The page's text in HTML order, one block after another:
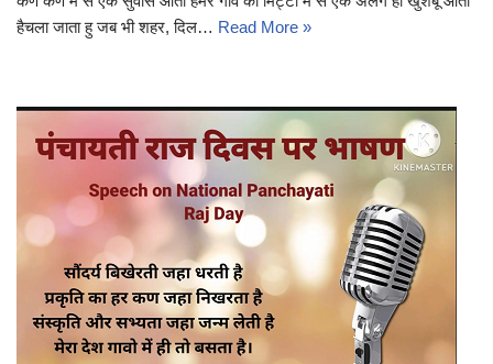
हैचला जाता हु जब भी शहर, दिल… Read More »